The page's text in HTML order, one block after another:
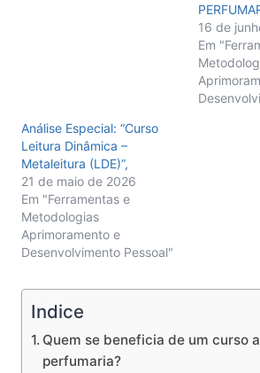
16 de
Em
Análise Especial: “Curso
Leitura Dinâmica –
Metaleitura (LDE)”,
21 de maio de 2026
Em "Ferramentas e
Metodologias
Aprimoramento e
Desenvolvimento Pessoal"
Indice
Quem se beneficia de um curso
perfumaria?